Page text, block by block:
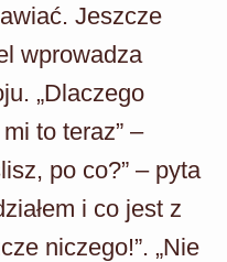
Jeszcze
wprowadza
„Dlaczego
to teraz” –
po co?” – pyta
i co jest z
niczego!”. „Nie